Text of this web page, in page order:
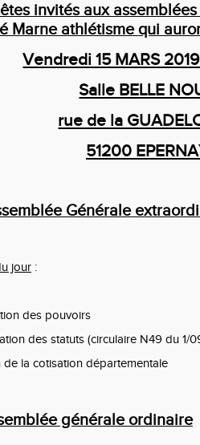
invités aux
Marne athlétisme qui
Vendredi 15 MARS
Salle BELLE
rue de la
51200
Générale
jour :
des pouvoirs
des statuts (circulaire N49 du 1/
de la cotisation départementale
générale ordinaire